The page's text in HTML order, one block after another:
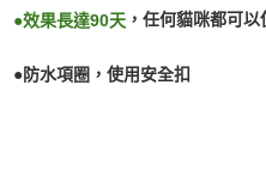
●效果長達90天 ，任何貓咪都可以
●防水項圈，使用安全扣